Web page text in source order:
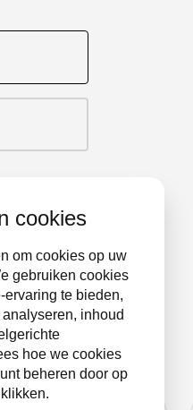
cookies
om cookies op uw
gebruiken cookies
ervaring te bieden,
inhoud
hoe we cookies
beheren door op